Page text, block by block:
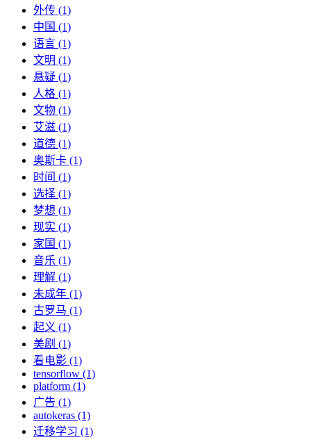
外传 (1)
中国 (1)
语言 (1)
文明 (1)
悬疑 (1)
人格 (1)
文物 (1)
艾滋 (1)
道德 (1)
奥斯卡 (1)
时间 (1)
选择 (1)
梦想 (1)
现实 (1)
家国 (1)
音乐 (1)
理解 (1)
未成年 (1)
古罗马 (1)
起义 (1)
美剧 (1)
看电影 (1)
tensorflow (1)
platform (1)
广告 (1)
autokeras (1)
迁移学习 (1)